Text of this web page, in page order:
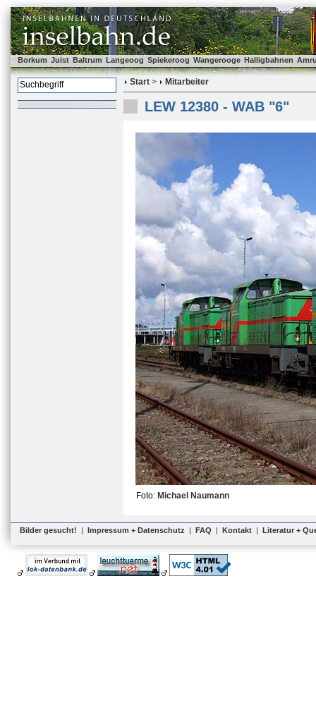
Borkum Juist Baltrum Langeoog Spiekeroog Wangerooge Halligbahnen
Start > Mitarbeiter
LEW 12380 - WAB "6"
Foto: Michael Naumann
Bilder gesucht! | Impressum + Datenschutz | FAQ | Kontakt | Literatur +